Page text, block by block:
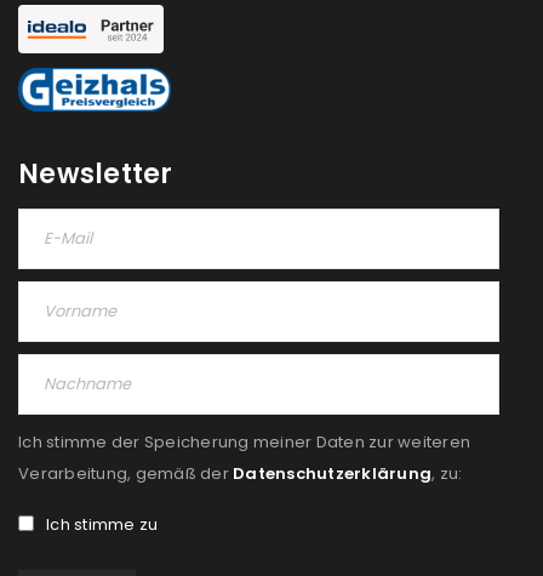
Newsletter
Ich stimme der Speicherung meiner Daten zur weiteren
Verarbeitung, gemäß der Datenschutzerklärung, zu:
Ich stimme zu